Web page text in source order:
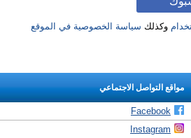
وكذلك سياسة الخصوصية في الموقع
مواقع التواصل الاجتماعي
Facebook
Instagram